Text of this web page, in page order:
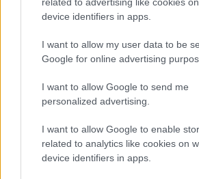
device identifiers in apps.
I want to allow my user data to be
Google for online advertising
I want to allow Google to send me
personalized advertising.
I want to allow Google to enable
related to analytics like cookies on
device identifiers in apps.
NL Newz